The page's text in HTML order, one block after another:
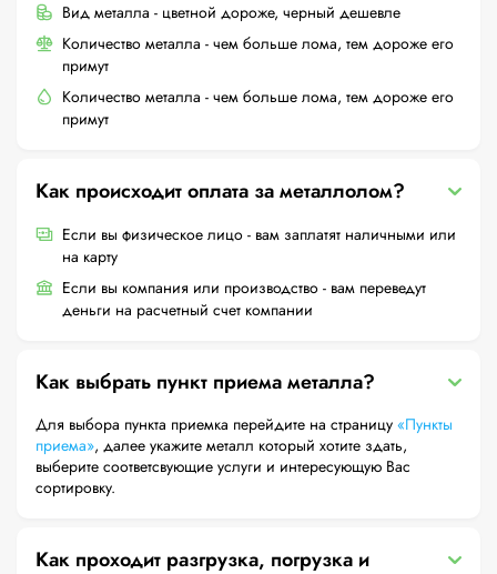
Вид металла - цветной дороже, черный дешевле
Количество металла - чем больше лома, тем дороже его
примут
Количество металла - чем больше лома, тем дороже его
примут
Как происходит оплата за металлолом?
Если вы физическое лицо - вам заплатят наличными или
на карту
Если вы компания или производство - вам переведут
деньги на расчетный счет компании
Как выбрать пункт приема металла?
Для выбора пункта приемка перейдите на страницу «Пункты
приема», далее укажите металл который хотите здать,
выберите соответсвующие услуги и интересующую Вас
сортировку.
Как проходит разгрузка, погрузка и